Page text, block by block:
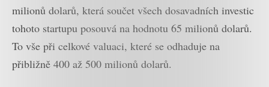
milionů dolarů, která součet všech dosavadních investic
tohoto startupu posouvá na hodnotu 65 milionů dolarů.
To vše při celkové valuaci, které se odhaduje na
přibližně 400 až 500 milionů dolarů.